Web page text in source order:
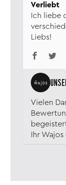
Verliebt
Ich liebe
Liebs!
Vielen
Ihr